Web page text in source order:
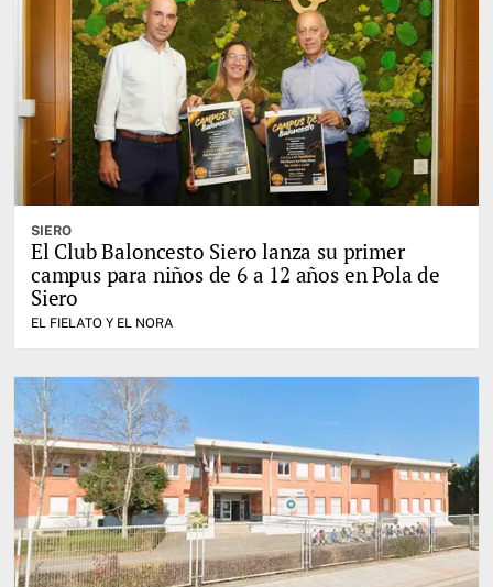
SIERO
El Club Baloncesto Siero lanza su primer
campus para niños de 6 a 12 años en Pola de
Siero
EL FIELATO Y EL NORA